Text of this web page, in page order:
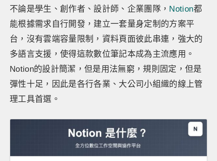
不論是學生、創作者、設計師、企業團隊， Notion都
能根據需求自行開發，建立一套量身定制的方案平
台，沒有雲端容量限制，資料頁面彼此串連，強大的
多語言支援，使得這款數位筆記本成為主流應用。
Notion的設計簡潔，但是用法無窮，規則固定，但是
彈性十足，因此是各行各業、大公司小組織的線上管
理工具首選。